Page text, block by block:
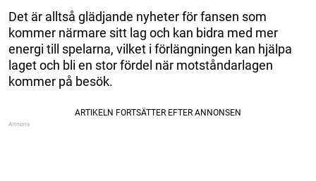
Det är alltså glädjande nyheter för fansen som
kommer närmare sitt lag och kan bidra med mer
energi till spelarna, vilket i förlängningen kan hjälpa
laget och bli en stor fördel när motståndarlagen
kommer på besök.